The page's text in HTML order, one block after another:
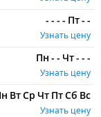
- - - - Пт- -
Узнать цену
Пн - - Чт- - -
Узнать цену
ВтСр Чт ПтСб Вс
Узнать цену